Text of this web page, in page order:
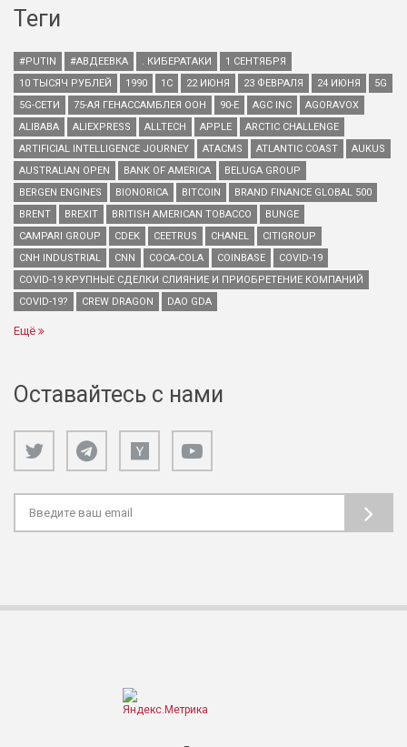
Теги
#PUTIN #АВДЕЕВКА . КИБЕРАТАКИ
1 СЕНТЯБРЯ
10 ТЫСЯЧ РУБЛЕЙ
1990 1С 22 ИЮНЯ 23 ФЕВРАЛЯ 24 ИЮНЯ
5G
5G-СЕТИ
75-АЯ ГЕНАССАМБЛЕЯ ООН 90-Е AGC INC
AGORAVOX
ALIBABA
ALIEXPRESS ALLTECH APPLE
ARCTIC CHALLENGE
ARTIFICIAL INTELLIGENCE JOURNEY
ATACMS ATLANTIC COAST
AUKUS
AUSTRALIAN OPEN
BANK OF AMERICA
BELUGA GROUP
BERGEN ENGINES
BIONORICA BITCOIN
BRAND FINANCE GLOBAL 500
BRENT
BREXIT BRITISH AMERICAN TOBACCO
BUNGE
CAMPARI GROUP
CDEK CEETRUS CHANEL
CITIGROUP
CNH INDUSTRIAL
CNN COCA-COLA COINBASE
COVID-19
COVID-19 КРУПНЫЕ СДЕЛКИ СЛИЯНИЕ И ПРИОБРЕТЕНИЕ КОМПАНИЙ
COVID-19?
CREW DRAGON DAO GDA
Ещё
Оставайтесь с нами